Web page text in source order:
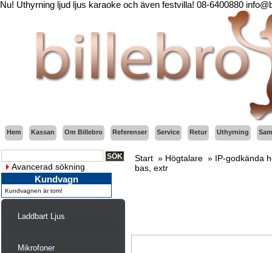
Nu! Uthyrning ljud ljus karaoke och även festvilla! 08-6400880
Hem Kassan Om Billebro Referenser Service Retur Uthyrning
Avancerad sökning
Kundvagn
Kundvagnen är tom!
Laddbart Ljus
Mikrofoner
Start » Högtalare » IP-godkända
bas, extr